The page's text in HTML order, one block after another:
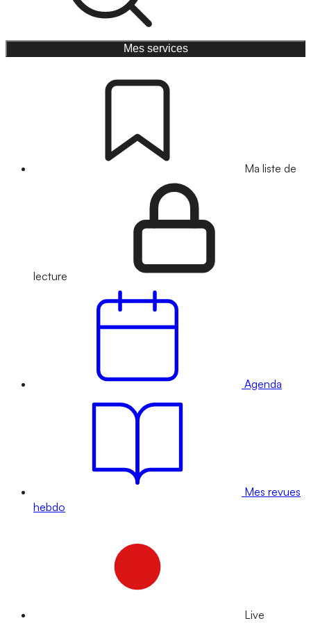
Mes services
Ma liste de
lecture
Agenda
Mes revues
hebdo
Live